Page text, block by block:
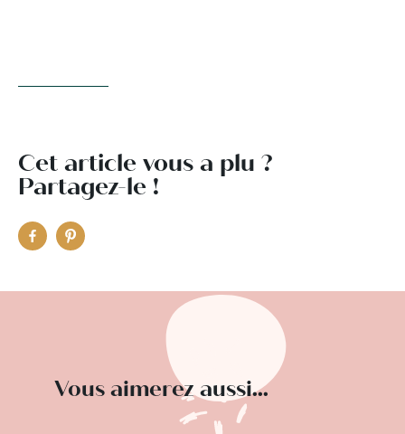
Cet article vous a plu ?
Partagez-le !
Vous aimerez aussi...